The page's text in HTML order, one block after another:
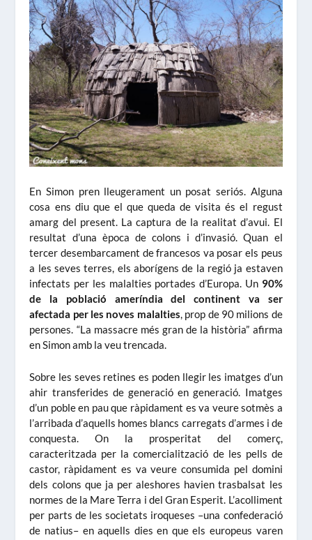
En Simon pren lleugerament un posat seriós. Alguna
cosa ens diu que el que queda de visita és el regust
amarg del present. La captura de la realitat d’avui. El
resultat d’una època de colons i d’invasió. Quan el
tercer desembarcament de francesos va posar els peus
a les seves terres, els aborígens de la regió ja estaven
infectats per les malalties portades d’Europa. Un 90%
de la població ameríndia del continent va ser
afectada per les noves malalties, prop de 90 milions de
persones. “La massacre més gran de la història” afirma
en Simon amb la veu trencada.
Sobre les seves retines es poden llegir les imatges d’un
ahir transferides de generació en generació. Imatges
d’un poble en pau que ràpidament es va veure sotmès a
l’arribada d’aquells homes blancs carregats d’armes i de
conquesta. On la prosperitat del comerç,
caracteritzada per la comercialització de les pells de
castor, ràpidament es va veure consumida pel domini
dels colons que ja per aleshores havien trasbalsat les
normes de la Mare Terra i del Gran Esperit. L’acolliment
per parts de les societats iroqueses –una confederació
de natius– en aquells dies en que els europeus varen